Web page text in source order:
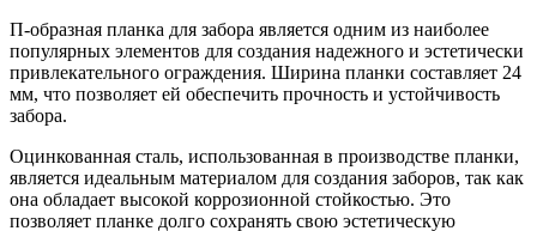
8017
шоколад
(3м)
П-образная планка для забора является одним из наиболее
популярных элементов для создания надежного и эстетически
привлекательного ограждения. Ширина планки составляет 24
мм, что позволяет ей обеспечить прочность и устойчивость
забора.
Оцинкованная сталь, использованная в производстве планки,
является идеальным материалом для создания заборов, так как
она обладает высокой коррозионной стойкостью. Это
позволяет планке долго сохранять свою эстетическую